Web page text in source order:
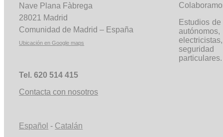
Nave Plana Fàbrega
28021 Madrid
Comunidad de Madrid – España
Ubicación en Google maps
Tel. 620 514 415
Contacta con nosotros
Español - Catalán
Estudios
particulares.